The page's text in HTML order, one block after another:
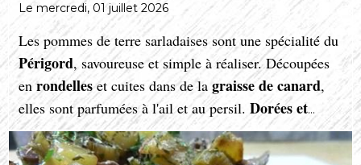
Le mercredi, 01 juillet 2026
Les pommes de terre sarladaises sont une spécialité du
Périgord, savoureuse et simple à réaliser. Découpées
en rondelles et cuites dans de la graisse de canard,
elles sont parfumées à l'ail et au persil. Dorées et
fondantes, elles accompagnent à merveille confits,
magretset plats rustiques, incarnant la richesse du